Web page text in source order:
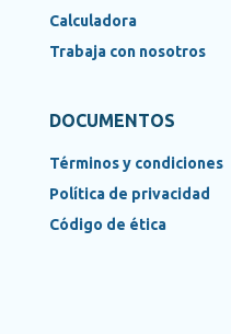
Calculadora
Trabaja con nosotros
DOCUMENTOS
Términos y condiciones
Política de privacidad
Código de ética